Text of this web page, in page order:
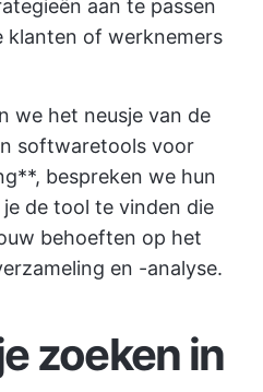
aan te passen
klanten of werknemers
we het neusje van de
softwaretools voor
bespreken we hun
de tool te vinden die
behoeften op het
en -analyse.
zoeken in